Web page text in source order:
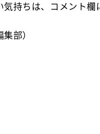
持ちは、コメント欄
部）